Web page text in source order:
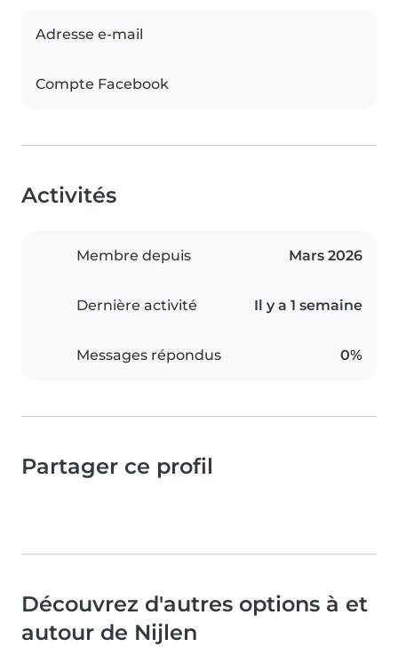
Adresse e-mail
Compte Facebook
Activités
Membre depuis Mars 2026
Dernière activité Il y a 1 semaine
Messages répondus 0%
Partager ce profil
Découvrez d'autres options à et
autour de Nijlen